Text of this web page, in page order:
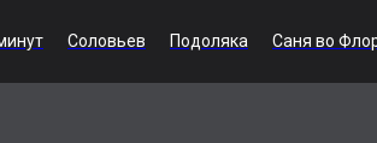
Соловьев Подоляка Саня во